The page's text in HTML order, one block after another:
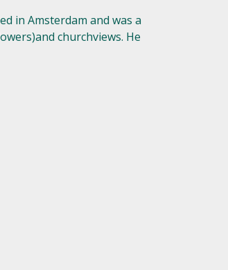
in Amsterdam and was a
churchviews. He